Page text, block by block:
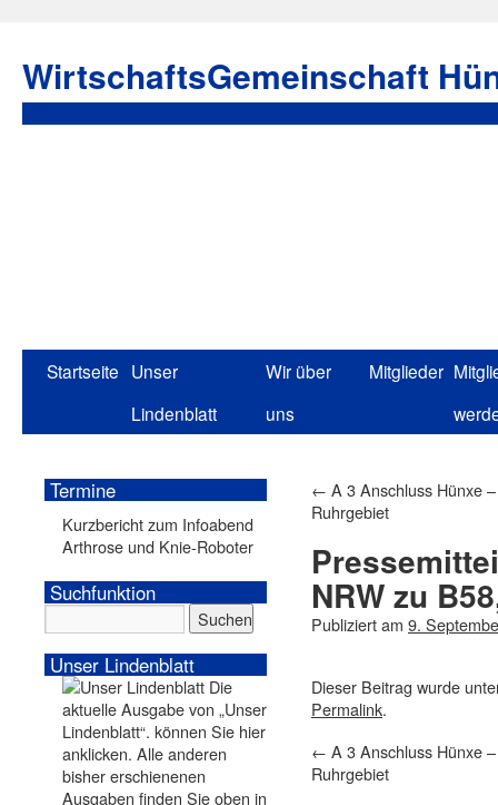
WirtschaftsGemeinschaft
Startseite Unser
Lindenblatt
Wir über
uns
Mitglieder
← A 3 Anschluss Hünxe
Ruhrgebiet
NRW zu
Publiziert am 9.
Dieser Beitrag wurde
Permalink.
← A 3 Anschluss Hünxe
Ruhrgebiet
Termine
Kurzbericht zum Infoabend
Arthrose und Knie-Roboter
Suchfunktion
Unser Lindenblatt